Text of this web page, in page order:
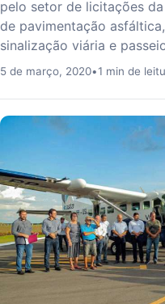
pelo setor de licitações
de pavimentação
sinalização viária e
5 de março, 2020•1 min de